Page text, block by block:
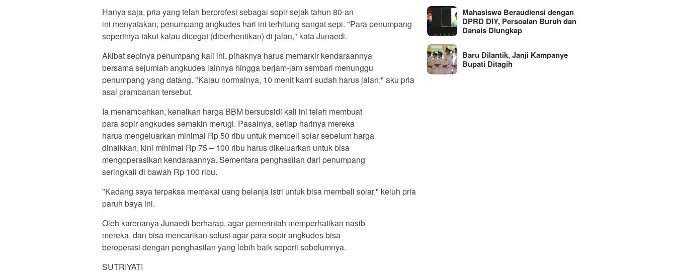
Hanya saja, pria yang telah berprofesi sebagai sopir sejak tahun 80-an
ini menyatakan, penumpang angkudes hari ini terhitung sangat sepi. "Para penumpang
sepertinya takut kalau dicegat (diberhentikan) di jalan," kata Junaedi.
Akibat sepinya penumpang kali ini, pihaknya harus memarkir kendaraannya
bersama sejumlah angkudes lainnya hingga berjam-jam sembari menunggu
penumpang yang datang. "Kalau normalnya, 10 menit kami sudah harus jalan," aku pria
asal prambanan tersebut.
Ia menambahkan, kenaikan harga BBM bersubsidi kali ini telah membuat
para sopir angkudes semakin merugi. Pasalnya, setiap harinya mereka
harus mengeluarkan minimal Rp 50 ribu untuk membeli solar sebelum harga
dinaikkan, kini minimal Rp 75 – 100 ribu harus dikeluarkan untuk bisa
mengoperasikan kendaraannya. Sementara penghasilan dari penumpang
seringkali di bawah Rp 100 ribu.
"Kadang saya terpaksa memakai uang belanja istri untuk bisa membeli solar," keluh pria
paruh baya ini.
Oleh karenanya Junaedi berharap, agar pemerintah memperhatikan nasib
mereka, dan bisa mencarikan solusi agar para sopir angkudes bisa
beroperasi dengan penghasilan yang lebih baik seperti sebelumnya.
SUTRIYATI
Mahasiswa Beraudiensi dengan
DPRD DIY, Persoalan Buruh dan
Danais Diungkap
Baru Dilantik, Janji Kampanye
Bupati Ditagih